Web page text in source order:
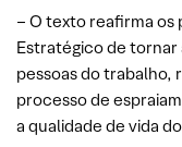
– O texto reafirma os
Estratégico de tornar
pessoas do
processo de
a qualidade de vida